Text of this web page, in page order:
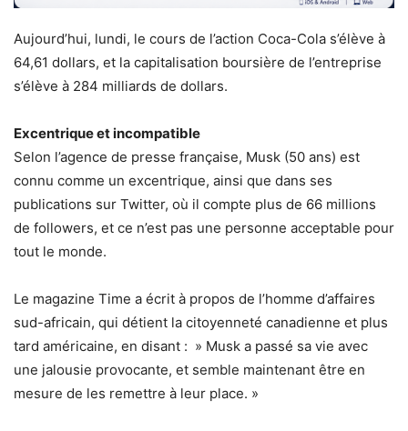
Aujourd’hui, lundi, le cours de l’action Coca-Cola s’élève à
64,61 dollars, et la capitalisation boursière de l’entreprise
s’élève à 284 milliards de dollars.
Excentrique et incompatible
Selon l’agence de presse française, Musk (50 ans) est
connu comme un excentrique, ainsi que dans ses
publications sur Twitter, où il compte plus de 66 millions
de followers, et ce n’est pas une personne acceptable pour
tout le monde.
Le magazine Time a écrit à propos de l’homme d’affaires
sud-africain, qui détient la citoyenneté canadienne et plus
tard américaine, en disant : » Musk a passé sa vie avec
une jalousie provocante, et semble maintenant être en
mesure de les remettre à leur place. »